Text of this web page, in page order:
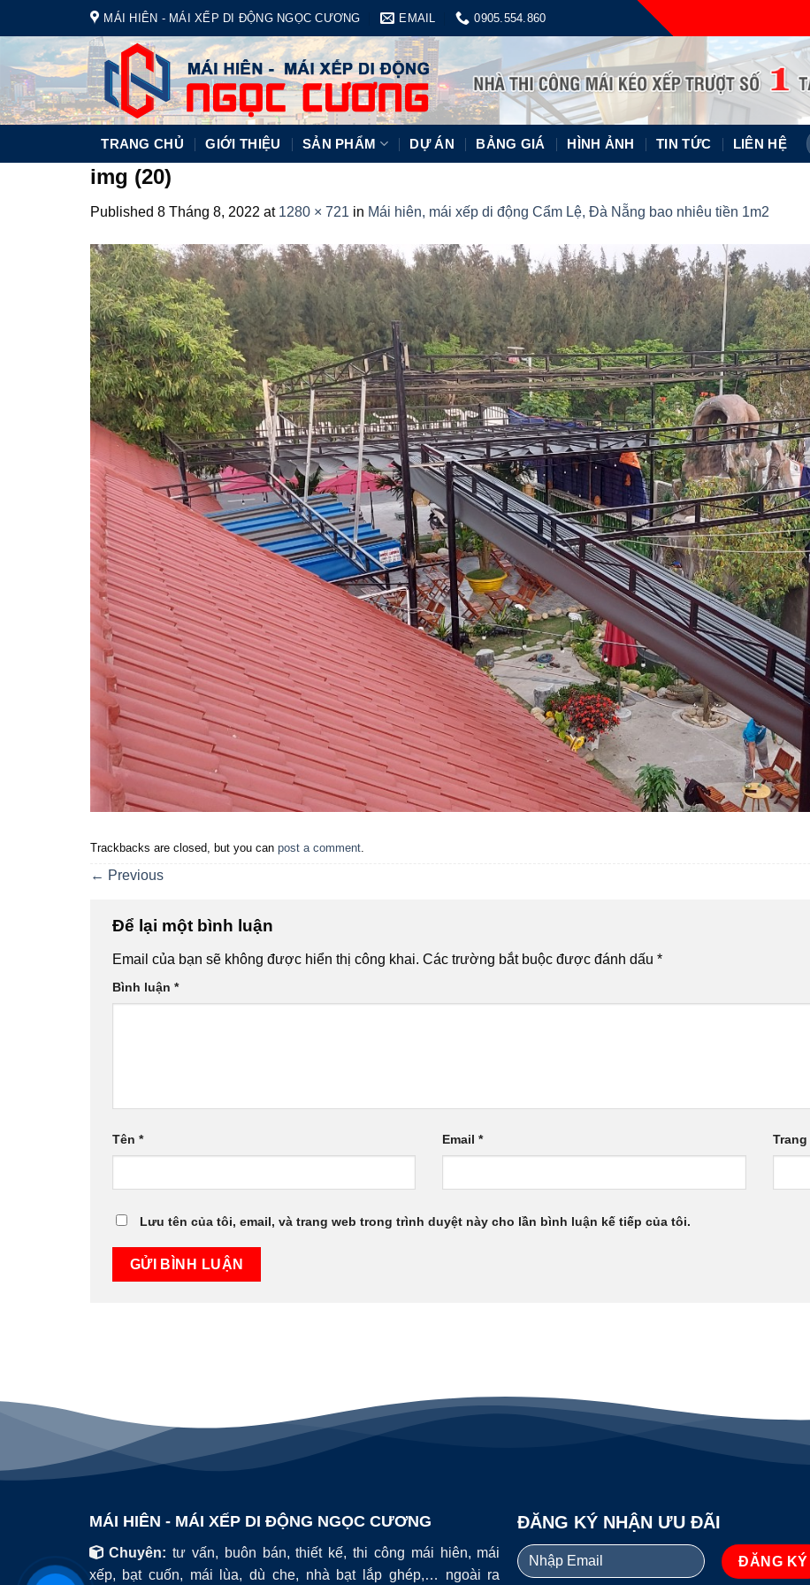
content
MÁI HIÊN - MÁI XẾP DI ĐỘNG NGỌC CƯƠNG EMAIL 0905.554.860
TRANG CHỦ GIỚI THIỆU SẢN PHẨM DỰ ÁN BẢNG GIÁ HÌNH ẢNH TIN TỨC LIÊN HỆ
img (20)
Published 8 Tháng 8, 2022 at 1280 × 721 in Mái hiên, mái xếp di động Cẩm Lệ, Đà Nẵng bao nhiêu tiền 1m2
Trackbacks are closed, but you can post a comment
← Previous
Để lại một bình luận
Email của bạn sẽ không được hiển thị công khai. Các trường bắt buộc được đánh dấu *
Bình luận *
Tên * Email* Trang
Lưu tên của tôi, email, và trang web trong trình duyệt này cho lần bình luận kế tiếp của tôi.
MÁI HIÊN - MÁI XẾP DI ĐỘNG NGỌC CƯƠNG
Chuyên: tư vấn, buôn bán, thiết kế, thi công mái hiên, mái
xếp, bạt cuốn, mái lùa, dù che, nhà bạt lắp ghép,… ngoài ra
ĐĂNG KÝ NHẬN ƯU ĐÃI